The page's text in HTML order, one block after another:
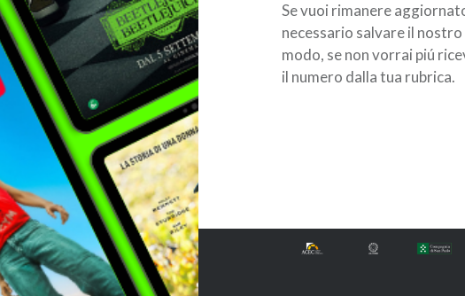
Se vuoi rimanere
necessario salvare il
modo, se non vorrai piú
il numero dalla tua rubrica.
Navigazione
articoli